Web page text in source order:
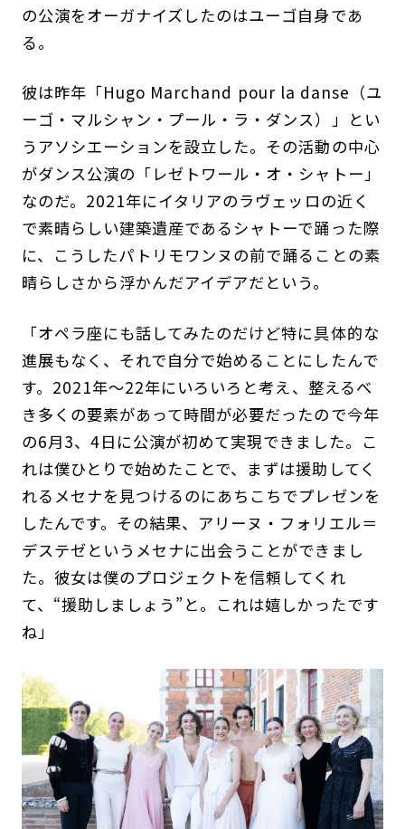
の公演をオーガナイズしたのはユーゴ自身であ
る。
彼は昨年「Hugo Marchand pour la danse（ユ
ーゴ・マルシャン・プール・ラ・ダンス）」とい
うアソシエーションを設立した。その活動の中心
がダンス公演の「レゼトワール・オ・シャトー」
なのだ。2021年にイタリアのラヴェッロの近く
で素晴らしい建築遺産であるシャトーで踊った際
に、こうしたパトリモワンヌの前で踊ることの素
晴らしさから浮かんだアイデアだという。
「オペラ座にも話してみたのだけど特に具体的な
進展もなく、それで自分で始めることにしたんで
す。2021年～22年にいろいろと考え、整えるべ
き多くの要素があって時間が必要だったので今年
の6月3、4日に公演が初めて実現できました。こ
れは僕ひとりで始めたことで、まずは援助してく
れるメセナを見つけるのにあちこちでプレゼンを
したんです。その結果、アリーヌ・フォリエル＝
デステゼというメセナに出会うことができまし
た。彼女は僕のプロジェクトを信頼してくれ
て、“援助しましょう”と。これは嬉しかったです
ね」